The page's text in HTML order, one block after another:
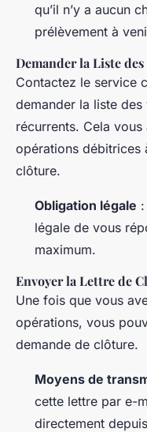
qu’il n’y a aucun
prélèvement à
Demander la Liste
Contactez le service
demander la liste
récurrents. Cela
opérations débitrices
clôture.
Obligation légale
légale de vous
maximum.
Envoyer la Lettre de
Une fois que vous
opérations, vous
demande de clôture.
Moyens de
cette lettre par e-
directement